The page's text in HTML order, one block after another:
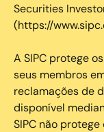
Securities
(https://
A SIPC protege
seus membros
reclamações de
disponível
SIPC não